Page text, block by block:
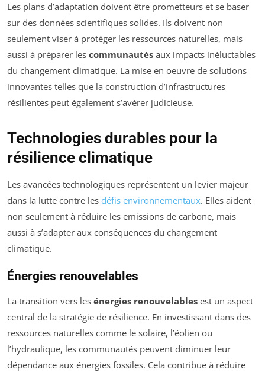
Les plans d’adaptation doivent être prometteurs et se baser
sur des données scientifiques solides. Ils doivent non
seulement viser à protéger les ressources naturelles, mais
aussi à préparer les communautés aux impacts inéluctables
du changement climatique. La mise en oeuvre de solutions
innovantes telles que la construction d’infrastructures
résilientes peut également s’avérer judicieuse.
Technologies durables pour la
résilience climatique
Les avancées technologiques représentent un levier majeur
dans la lutte contre les défis environnementaux. Elles aident
non seulement à réduire les emissions de carbone, mais
aussi à s’adapter aux conséquences du changement
climatique.
Énergies renouvelables
La transition vers les énergies renouvelables est un aspect
central de la stratégie de résilience. En investissant dans des
ressources naturelles comme le solaire, l’éolien ou
l’hydraulique, les communautés peuvent diminuer leur
dépendance aux énergies fossiles. Cela contribue à réduire